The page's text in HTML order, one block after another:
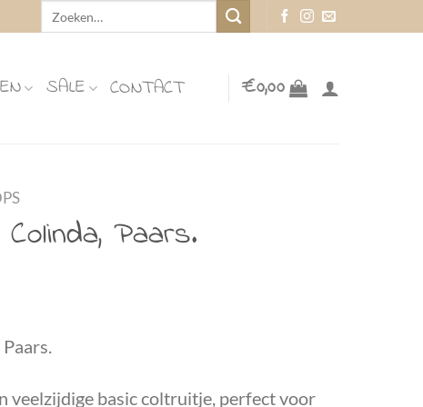
SALE CONTACT €0,00
Paars.
veelzijdige basic coltruitje, perfect voor